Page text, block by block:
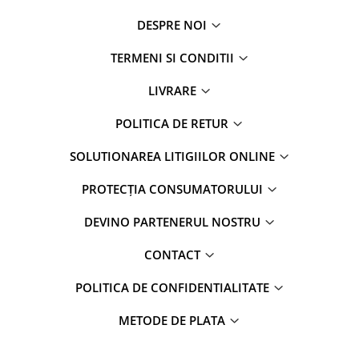
DESPRE NOI
TERMENI SI CONDITII
LIVRARE
POLITICA DE RETUR
SOLUTIONAREA LITIGIILOR ONLINE
PROTECȚIA CONSUMATORULUI
DEVINO PARTENERUL NOSTRU
CONTACT
POLITICA DE CONFIDENTIALITATE
METODE DE PLATA